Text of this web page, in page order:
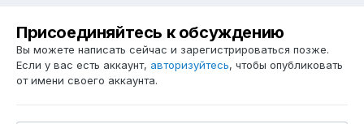
Присоединяйтесь к обсуждению
Вы можете написать сейчас и зарегистрироваться позже.
Если у вас есть аккаунт, авторизуйтесь, чтобы опубликовать
от имени своего аккаунта.